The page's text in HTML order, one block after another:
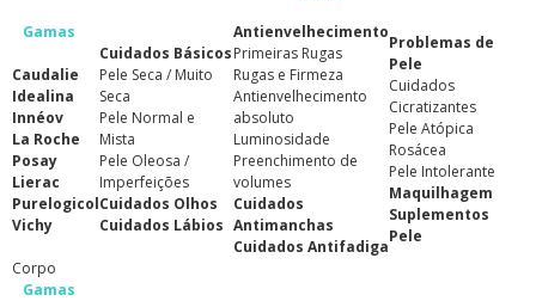
Gamas
Caudalie
Idealina
Innéov
La Roche
Posay
Lierac
Purelogicol
Vichy
Cuidados Básicos
Pele Seca / Muito
Seca
Pele Normal e
Mista
Pele Oleosa /
Imperfeições
Cuidados Olhos
Cuidados Lábios
Antienvelhecimento
Primeiras Rugas
Rugas e Firmeza
Antienvelhecimento
absoluto
Luminosidade
Preenchimento de
volumes
Cuidados
Antimanchas
Cuidados Antifadiga
Problemas de
Pele
Cuidados
Cicratizantes
Pele Atópica
Rosácea
Pele Intolerante
Maquilhagem
Suplementos
Pele
Corpo
Gamas